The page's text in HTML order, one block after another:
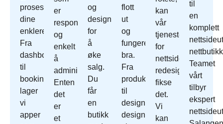
prosessene
dine
enklere.
Fra
dashbord
til
bookingsystemer
lager
vi
apper
er
responsivt
og
enkelt
å
administrere.
Enten
det
er
et
og
designet
for
å
øke
salg.
Du
får
en
butikk
flott
ut
og
fungerer
bra.
Fra
produktoppsett
til
design
designer
kan
vår
tjeneste
for
nettside
redesign
fikse
det.
Vi
kan
til
en
komplett
Teamet
vårt
tilbyr
ekspert